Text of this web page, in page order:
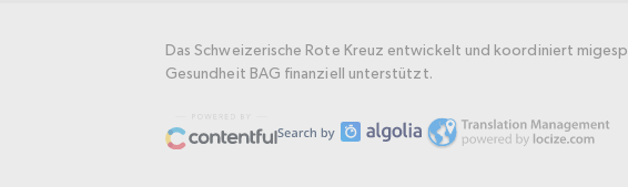
Das Schweizerische Rote Kreuz entwickelt und koordiniert
Gesundheit BAG finanziell unterstützt.